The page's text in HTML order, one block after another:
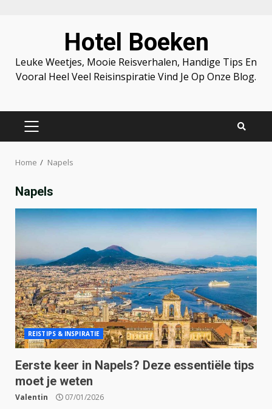
Hotel Boeken
Leuke Weetjes, Mooie Reisverhalen, Handige Tips En
Vooral Heel Veel Reisinspiratie Vind Je Op Onze Blog.
PRIMARY
Home Napels
Napels
REISTIPS & INSPIRATIE
Eerste keer in Napels? Deze essentiële tips
moet je weten
Valentin 07/01/2026